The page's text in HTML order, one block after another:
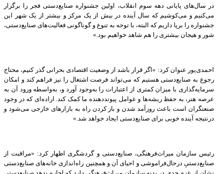
در سال‌های پایانی دهه سوم انقلاب، اولین جشنواره صنایع‌دستی فجر را برگزار
می‌کنیم و می‌کوشیم که سال آینده در بیش از یک مرکز و بیشتر از یک شهر این
جشنواره را برپا داریم که البته، با توجه به تنوع و گوناگونی فعالیت‌های صنایع‌دستی،
شور و هیجان بیشتری را هم شاهد خواهیم بود.»
احمدی‌پور عنوان کرد: «اگر قرار باشد از وضعیت اقتصادی بحرانی گذر کنیم، محتاج
رجوع به صنایع‌دستی هستیم که می‌تواند فرصت اشتغال را نیز فراهم کند و امکان
سرمایه‌گذاری با میزان کمتری از اعتبارات را به‌وجود آورد و، به‌واسطه ورود آن به
عرصه هنر، به حفظ ریشه‌ها و عوامل پیونددهنده ما کمک کند. اراده‌ای که در وجود
صنعتگران است باعث روزآمد شدن و باز کردن راه به بازارهای خارجی می‌شود و
درنتیجه آینده خوبی برای صنایع‌دستی ایجاد ‌خواهد شد.»
رئیس سازمان میراث‌فرهنگی، صنایع‌دستی و گردشگری اظهار کرد: «مراقبت از
صنایع‌‌دستیِ درحال‌فراموشی و احیای آن و همچنین راه‌اندازی خانه‌های صنایع‌دستی